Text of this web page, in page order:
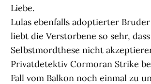
Liebe.
Lulas ebenfalls adoptierter
liebt die Verstorbene so sehr,
Selbstmordthese nicht
Privatdetektiv Cormoran Strike
Fall vom Balkon noch einmal zu